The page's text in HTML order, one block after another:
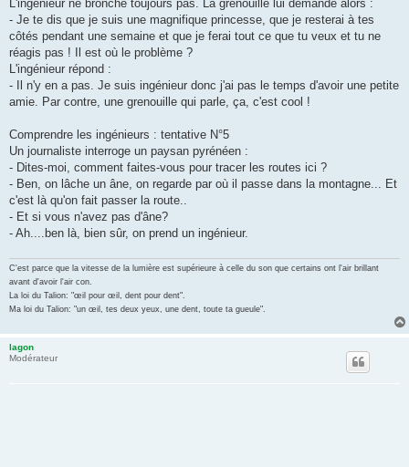
L'ingénieur ne bronche toujours pas. La grenouille lui demande alors :
- Je te dis que je suis une magnifique princesse, que je resterai à tes
côtés pendant une semaine et que je ferai tout ce que tu veux et tu ne
réagis pas ! Il est où le problème ?
L'ingénieur répond :
- Il n'y en a pas. Je suis ingénieur donc j'ai pas le temps d'avoir une petite
amie. Par contre, une grenouille qui parle, ça, c'est cool !
Comprendre les ingénieurs : tentative N°5
Un journaliste interroge un paysan pyrénéen :
- Dites-moi, comment faites-vous pour tracer les routes ici ?
- Ben, on lâche un âne, on regarde par où il passe dans la montagne... Et
c'est là qu'on fait passer la route..
- Et si vous n'avez pas d'âne?
- Ah....ben là, bien sûr, on prend un ingénieur.
C'est parce que la vitesse de la lumière est supérieure à celle du son que certains ont l'air brillant
avant d'avoir l'air con.
La loi du Talion: "œil pour œil, dent pour dent".
Ma loi du Talion: "un œil, tes deux yeux, une dent, toute ta gueule".
lagon
Modérateur